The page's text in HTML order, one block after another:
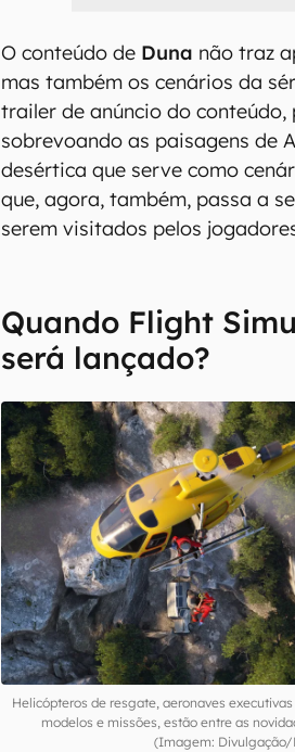
O conteúdo de Duna não traz
mas também os cenários da
trailer de anúncio do
sobrevoando as paisagens de
desértica que serve como
que, agora, também, passa a
serem visitados pelos
Quando Flight
será lançado?
Helicópteros de resgate, aeronaves
modelos e missões, estão entre as
(Imagem: